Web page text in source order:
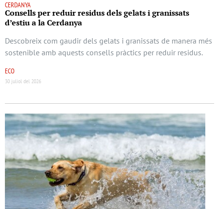
CERDANYA
Consells per reduir residus dels gelats i granissats
d’estiu a la Cerdanya
Descobreix com gaudir dels gelats i granissats de manera més
sostenible amb aquests consells pràctics per reduir residus.
ECO
30 juliol del 2026